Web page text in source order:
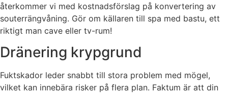
återkommer vi med kostnadsförslag på konvertering av
souterrängvåning. Gör om källaren till spa med bastu, ett
riktigt man cave eller tv-rum!
Dränering krypgrund
Fuktskador leder snabbt till stora problem med mögel,
vilket kan innebära risker på flera plan. Faktum är att din